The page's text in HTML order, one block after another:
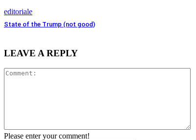
editoriale
State of the Trump (not good)
LEAVE A REPLY
Please enter your comment!